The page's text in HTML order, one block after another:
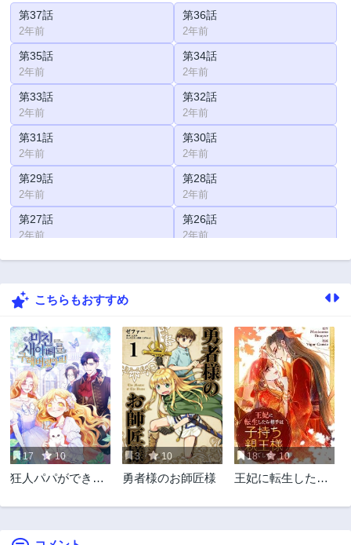
第37話
2年前
第36話
2年前
第35話
2年前
第34話
2年前
第33話
2年前
第32話
2年前
第31話
2年前
第30話
2年前
第29話
2年前
第28話
2年前
第27話
2年前
第26話
2年前
第25話 第24話
第23話
第21話
2年前
第20話
2年前
第19話
2年前
第18話
2年前
第17話
2年前
第16話
2年前
第15話
2年前
第14話
2年前
第13話 第12話
こちらもおすすめ
17 10
狂人パパができち
3 10
勇者様のお師匠様
18 10
王妃に転生したら
様でした